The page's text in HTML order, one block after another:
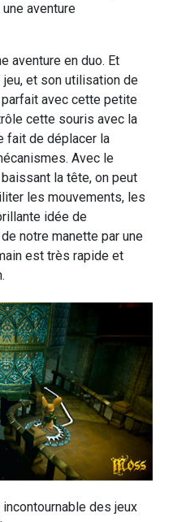
aventure
aventure en duo. Et
jeu, et son utilisation de
parfait avec cette petite
cette souris avec la
fait de déplacer la
Avec le
la tête, on peut
les mouvements, les
idée de
notre manette par une
est très rapide et
des jeux